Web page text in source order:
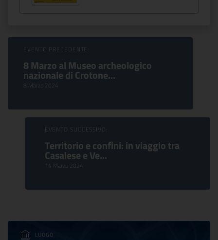
Sfoglia Eventi
EVENTO PRECEDENTE:
8 Marzo al Museo archeologico
nazionale di Crotone...
8 Marzo 2024
EVENTO SUCCESSIVO:
Territorio e confini: in viaggio tra
Casalese e Ve...
14 Marzo 2024
LUOGO